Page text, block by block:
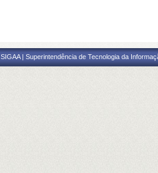
SIGAA | Superintendência de Tecnologia da